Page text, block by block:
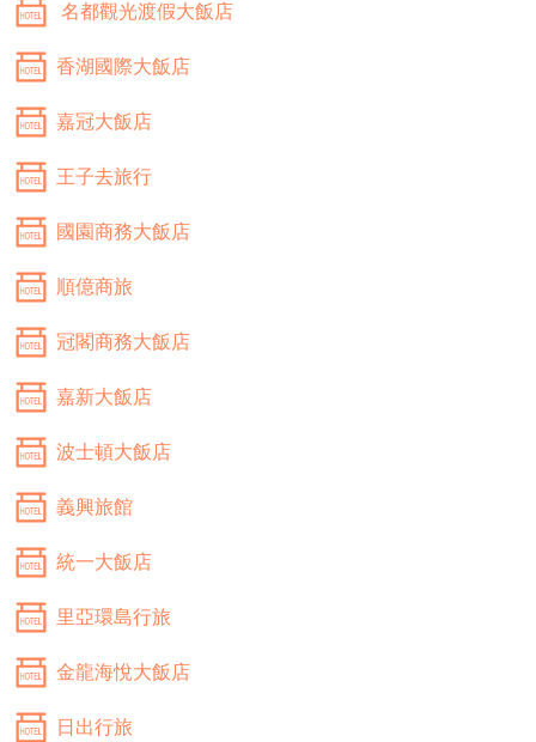
名都觀光渡假大飯店
香湖國際大飯店
嘉冠大飯店
王子去旅行
國園商務大飯店
順億商旅
冠閣商務大飯店
嘉新大飯店
波士頓大飯店
義興旅館
統一大飯店
里亞環島行旅
金龍海悅大飯店
日出行旅